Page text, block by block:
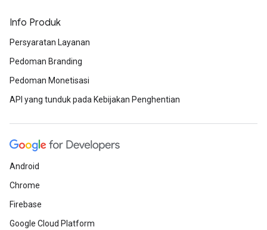
Info Produk
Persyaratan Layanan
Pedoman Branding
Pedoman Monetisasi
API yang tunduk pada Kebijakan Penghentian
Android
Chrome
Firebase
Google Cloud Platform